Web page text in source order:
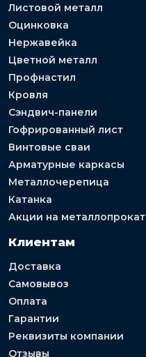
Листовой металл
Оцинковка
Нержавейка
Цветной металл
Профнастил
Кровля
Сэндвич-панели
Гофрированный лист
Винтовые сваи
Арматурные каркасы
Металлочерепица
Катанка
Акции на металлопрокат
Клиентам
Доставка
Самовывоз
Оплата
Гарантии
Реквизиты компании
Отзывы